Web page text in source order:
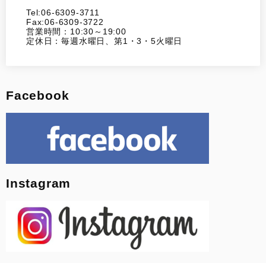
Tel:06-6309-3711
Fax:06-6309-3722
営業時間：10:30～19:00
定休日：毎週水曜日、第1・3・5火曜日
Facebook
Instagram